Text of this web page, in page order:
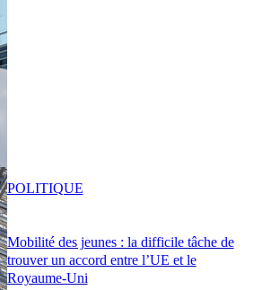
Mobilité des jeunes : la difficile tâche de
trouver un accord entre l’UE et le
Royaume-Uni
POLITIQUE